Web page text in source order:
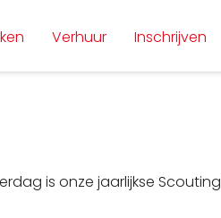
Verhuur Inschrijven
is onze jaarlijkse